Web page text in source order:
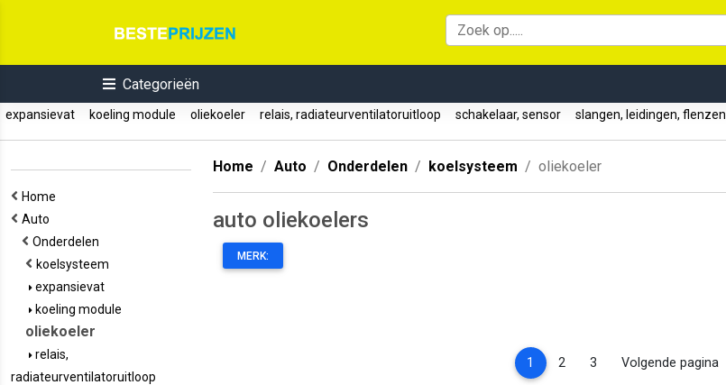
Categorieën
expansievat koeling module oliekoeler relais, radiateurventilatoruitloop schakelaar, sensor slangen, leidingen, flenzen
Home
Auto
Onderdelen
koelsysteem
expansievat
koeling module
oliekoeler
relais,
radiateurventilatoruitloop
Home Auto Onderdelen koelsysteem oliekoeler
auto oliekoelers
MERK:
1 (current)
2 3 Volgende pagina